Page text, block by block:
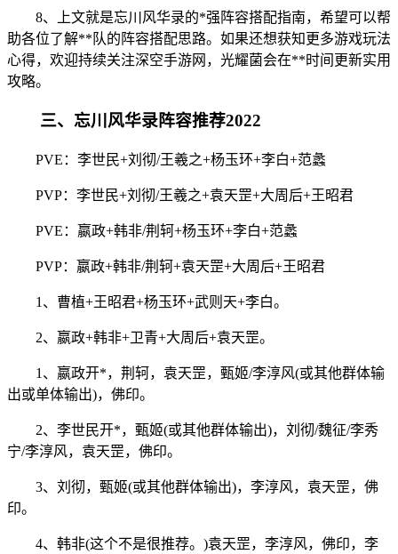
8、上文就是忘川风华录的*强阵容搭配指南，希望可以帮
助各位了解**队的阵容搭配思路。如果还想获知更多游戏玩法
心得，欢迎持续关注深空手游网，光耀菌会在**时间更新实用
攻略。
三、忘川风华录阵容推荐2022
PVE：李世民+刘彻/王羲之+杨玉环+李白+范蠡
PVP：李世民+刘彻/王羲之+袁天罡+大周后+王昭君
PVE：嬴政+韩非/荆轲+杨玉环+李白+范蠡
PVP：嬴政+韩非/荆轲+袁天罡+大周后+王昭君
1、曹植+王昭君+杨玉环+武则天+李白。
2、嬴政+韩非+卫青+大周后+袁天罡。
1、嬴政开*，荆轲，袁天罡，甄姬/李淳风(或其他群体输
出或单体输出)，佛印。
2、李世民开*，甄姬(或其他群体输出)，刘彻/魏征/李秀
宁/李淳风，袁天罡，佛印。
3、刘彻，甄姬(或其他群体输出)，李淳风，袁天罡，佛
印。
4、韩非(这个不是很推荐。)袁天罡，李淳风，佛印，李